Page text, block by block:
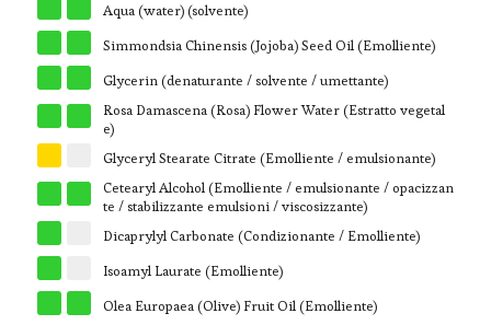
Aqua (water) (solvente)
Simmondsia Chinensis (Jojoba) Seed Oil (Emolliente)
Glycerin (denaturante / solvente / umettante)
Rosa Damascena (Rosa) Flower Water (Estratto vegetal
e)
Glyceryl Stearate Citrate (Emolliente / emulsionante)
Cetearyl Alcohol (Emolliente / emulsionante / opacizzan
te / stabilizzante emulsioni / viscosizzante)
Dicaprylyl Carbonate (Condizionante / Emolliente)
Isoamyl Laurate (Emolliente)
Olea Europaea (Olive) Fruit Oil (Emolliente)